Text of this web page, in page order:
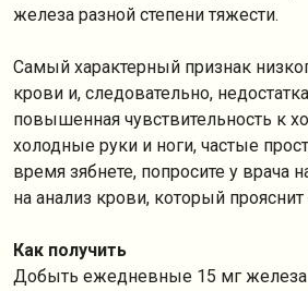
железа разной степени тяжести.
Самый характерный признак
крови и, следовательно,
повышенная чувствительность к
холодные руки и ноги, частые
время зябнете, попросите у врача
на анализ крови, который
Как получить
Добыть ежедневные 15 мг железа